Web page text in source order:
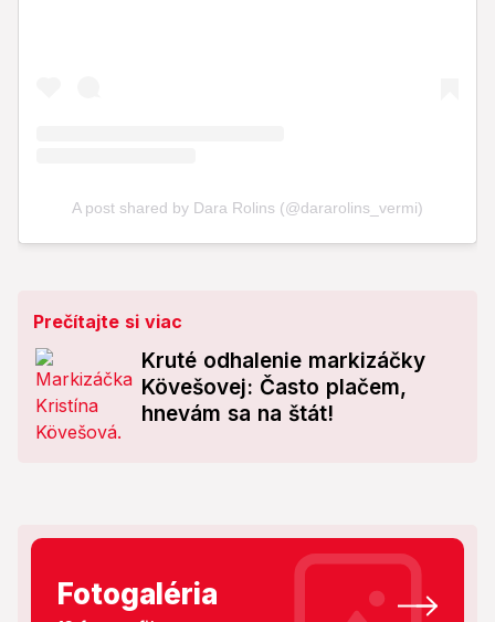
Prečítajte si viac
Kruté odhalenie markizáčky
Kövešovej: Často plačem,
hnevám sa na štát!
Fotogaléria